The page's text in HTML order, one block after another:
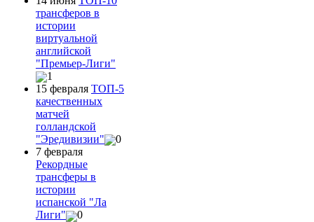
трансферов в
истории
виртуальной
английской
"Премьер-Лиги"
1
15 февраля ТОП-5
качественных
матчей
голландской
"Эредивизии"
0
7 февраля
Рекордные
трансферы в
истории
испанской "Ла
Лиги"
0